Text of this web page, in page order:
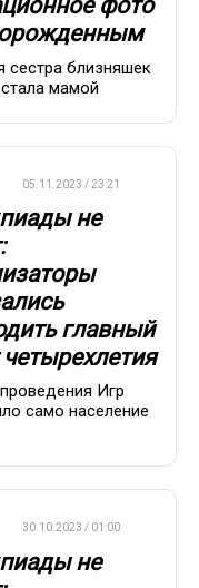
фото
сестра близняшек
мамой
05.11.2023 / 23:21
не
главный
четырехлетия
Игр
само население
30.10.2023 / 01:00
не